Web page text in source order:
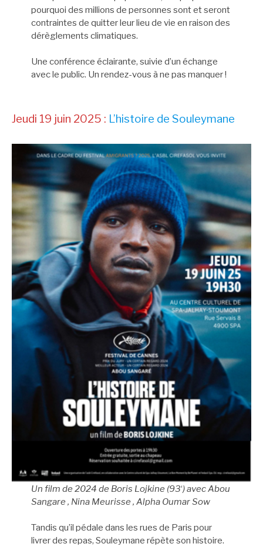
pourquoi des millions de personnes sont et seront
contraintes de quitter leur lieu de vie en raison des
dérèglements climatiques.
Une conférence éclairante, suivie d’un échange
avec le public. Un rendez-vous à ne pas manquer !
Jeudi 19 juin 2025 : L’histoire de Souleymane
Un film de 2024 de Boris Lojkine (93‘) avec Abou
Sangare , Nina Meurisse , Alpha Oumar Sow
Tandis qu’il pédale dans les rues de Paris pour
livrer des repas, Souleymane répète son histoire.